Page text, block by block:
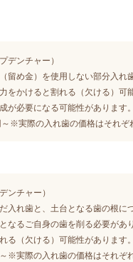
デンチャー）
留め金）を使用しない部分入れ
をかけると割れる（欠ける）可
が必要になる可能性があります。
※実際の入れ歯の価格はそれぞ
ンチャー）
入れ歯と、土台となる歯の根に
なるご自身の歯を削る必要があ
る（欠ける）可能性があります。
※実際の入れ歯の価格はそれぞ